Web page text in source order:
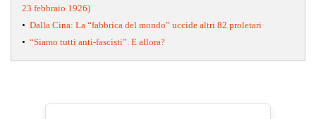
23 febbraio 1926)
• Dalla Cina: La “fabbrica del mondo” uccide altri 82 proletari
• “Siamo tutti anti-fascisti”. E allora?